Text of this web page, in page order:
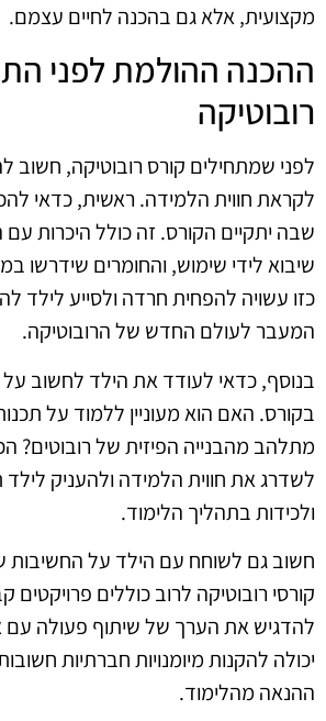
מקצועית, אלא גם בהכנה לחיים עצמם.
ההכנה ההולמת לפני
רובוטיקה
לפני שמתחילים קורס רובוטיקה, חשוב
לקראת חווית הלמידה. ראשית, כדאי
שבה יתקיים הקורס. זה כולל היכרות עם
שיבוא לידי שימוש, והחומרים שידרשו
כזו עשויה להפחית חרדה ולסייע לילד
המעבר לעולם החדש של הרובוטיקה.
בנוסף, כדאי לעודד את הילד לחשוב על
בקורס. האם הוא מעוניין ללמוד על
מתלהב מהבנייה הפיזית של רובוטים?
לשדרג את חווית הלמידה ולהעניק
ולכידות בתהליך הלימוד.
חשוב גם לשוחח עם הילד על החשיבות
קורסי רובוטיקה לרוב כוללים פרויקטים
להדגיש את הערך של שיתוף פעולה עם
יכולה להקנות מיומנויות חברתיות
ההנאה מהלימוד.